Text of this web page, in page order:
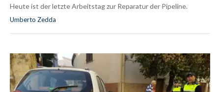
Heute ist der letzte Arbeitstag zur Reparatur der Pipeline.
Umberto Zedda